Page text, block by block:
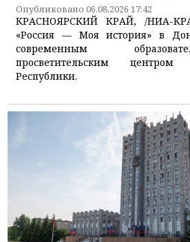
Опубликовано 06.08.2026 17:42
КРАСНОЯРСКИЙ КРАЙ, /НИА-
«Россия — Моя история» в
современным
просветительским
Республики.